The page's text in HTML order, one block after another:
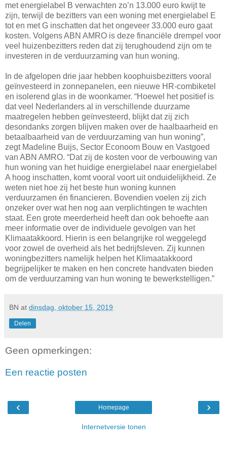
met energielabel B verwachten zo’n 13.000 euro kwijt te
zijn, terwijl de bezitters van een woning met energielabel E
tot en met G inschatten dat het ongeveer 33.000 euro gaat
kosten. Volgens ABN AMRO is deze financiële drempel voor
veel huizenbezitters reden dat zij terughoudend zijn om te
investeren in de verduurzaming van hun woning.
In de afgelopen drie jaar hebben koophuisbezitters vooral
geïnvesteerd in zonnepanelen, een nieuwe HR-combiketel
en isolerend glas in de woonkamer. “Hoewel het positief is
dat veel Nederlanders al in verschillende duurzame
maatregelen hebben geïnvesteerd, blijkt dat zij zich
desondanks zorgen blijven maken over de haalbaarheid en
betaalbaarheid van de verduurzaming van hun woning”,
zegt Madeline Buijs, Sector Econoom Bouw en Vastgoed
van ABN AMRO. “Dat zij de kosten voor de verbouwing van
hun woning van het huidige energielabel naar energielabel
A hoog inschatten, komt vooral voort uit onduidelijkheid. Ze
weten niet hoe zij het beste hun woning kunnen
verduurzamen én financieren. Bovendien voelen zij zich
onzeker over wat hen nog aan verplichtingen te wachten
staat. Een grote meerderheid heeft dan ook behoefte aan
meer informatie over de individuele gevolgen van het
Klimaatakkoord. Hierin is een belangrijke rol weggelegd
voor zowel de overheid als het bedrijfsleven. Zij kunnen
woningbezitters namelijk helpen het Klimaatakkoord
begrijpelijker te maken en hen concrete handvaten bieden
om de verduurzaming van hun woning te bewerkstelligen.”
BN at dinsdag, oktober 15, 2019
Delen
Geen opmerkingen:
Een reactie posten
‹ ›
Homepage
Internetversie tonen